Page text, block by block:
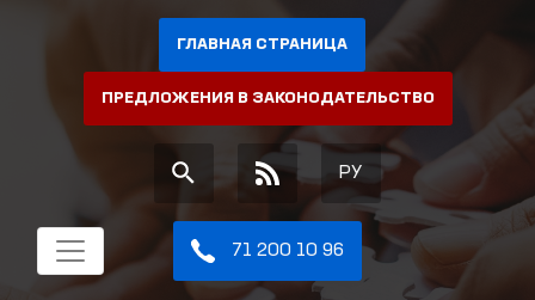
ГЛАВНАЯ СТРАНИЦА
ПРЕДЛОЖЕНИЯ В ЗАКОНОДАТЕЛЬСТВО
РУ
71 200 10 96